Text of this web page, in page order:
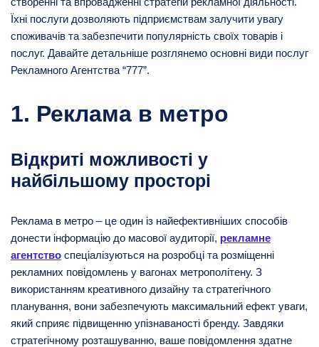
Їхні послуги дозволяють підприємствам залучити увагу
споживачів та забезпечити популярність своїх товарів і
послуг. Давайте детальніше розглянемо основні види послуг
Рекламного Агентства “777”.
1. Реклама в метро
Відкриті можливості у
найбільшому просторі
Реклама в метро – це один із найефективніших способів
донести інформацію до масової аудиторії, рекламне
агентство спеціалізуються на розробці та розміщенні
рекламних повідомлень у вагонах метрополітену. З
використанням креативного дизайну та стратегічного
планування, вони забезпечують максимальний ефект уваги,
який сприяє підвищенню упізнаваності бренду. Завдяки
стратегічному розташуванню, ваше повідомлення здатне